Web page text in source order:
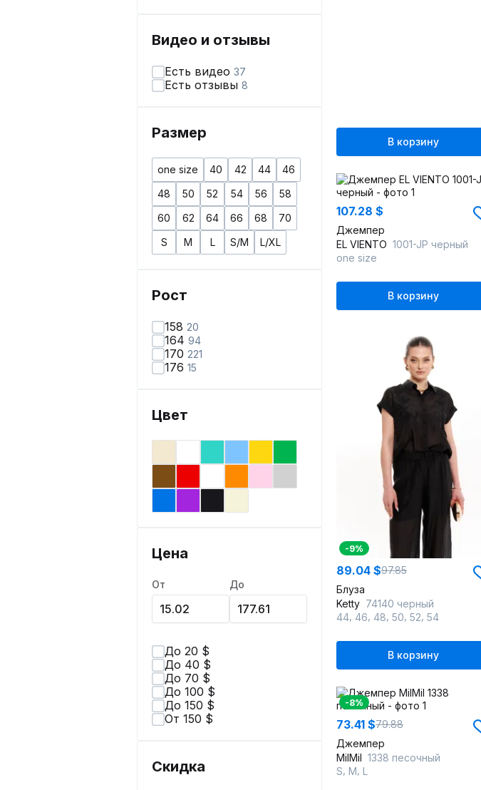
Видео и отзывы
Есть видео 37
Есть отзывы 8
Размер
one size 40 42 44
46
48
50 52 54 56
58
60
62 64 66 68
70
S
M L S/M L/XL
Рост
158 20
164 94
170 221
176 15
Цвет
Цена
От До
До 20 $
До 40 $
До 70 $
До 100 $
До 150 $
От 150 $
Скидка
В корзину
107.28 $
Джемпер
EL VIENTO 1001-JP черный
one size
В корзину
-9%
89.04 $97.85
Блуза
Ketty 74140 черный
44 46 48 50 52 54
В корзину
-8%
73.41 $79.88
Джемпер
MilMil 1338 песочный
S M L